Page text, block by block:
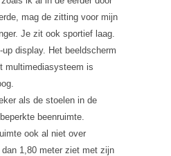
mag de zitting voor mijn
Je zit ook sportief laag.
display. Het beeldscherm
multimediasysteem is
als de stoelen in de
beenruimte.
ook al niet over
1,80 meter ziet met zijn